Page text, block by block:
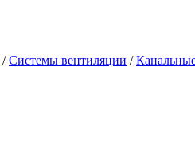
/ Системы вентиляции /